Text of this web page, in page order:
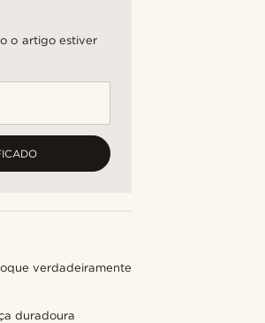
o artigo estiver
verdadeiramente
duradoura